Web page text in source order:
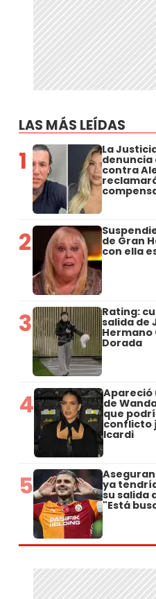
LAS MÁS LEÍDAS
1 La
denuncia
contra
2 de Gran
con ella
3 Rating:
salida de
Hermano
Dorada
4 Apareció
de
que
conflicto
Icardi
5 ya
su salida
"Está